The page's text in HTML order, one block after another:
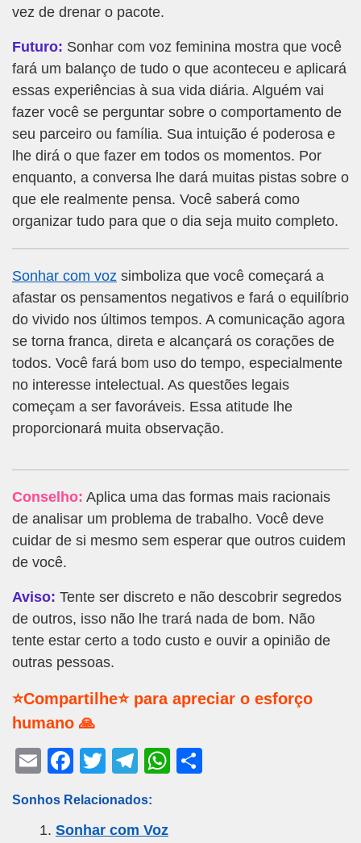
vez de drenar o pacote.
Futuro: Sonhar com voz feminina mostra que você
fará um balanço de tudo o que aconteceu e aplicará
essas experiências à sua vida diária. Alguém vai
fazer você se perguntar sobre o comportamento de
seu parceiro ou família. Sua intuição é poderosa e
lhe dirá o que fazer em todos os momentos. Por
enquanto, a conversa lhe dará muitas pistas sobre o
que ele realmente pensa. Você saberá como
organizar tudo para que o dia seja muito completo.
Sonhar com voz simboliza que você começará a
afastar os pensamentos negativos e fará o equilíbrio
do vivido nos últimos tempos. A comunicação agora
se torna franca, direta e alcançará os corações de
todos. Você fará bom uso do tempo, especialmente
no interesse intelectual. As questões legais
começam a ser favoráveis. Essa atitude lhe
proporcionará muita observação.
Conselho: Aplica uma das formas mais racionais
de analisar um problema de trabalho. Você deve
cuidar de si mesmo sem esperar que outros cuidem
de você.
Aviso: Tente ser discreto e não descobrir segredos
de outros, isso não lhe trará nada de bom. Não
tente estar certo a todo custo e ouvir a opinião de
outras pessoas.
⭐Compartilhe⭐ para apreciar o esforço
humano 🙏
E
ail
F
c
T
tt
T
e
W
Sonhos Relacionados:
Sonhar com Voz